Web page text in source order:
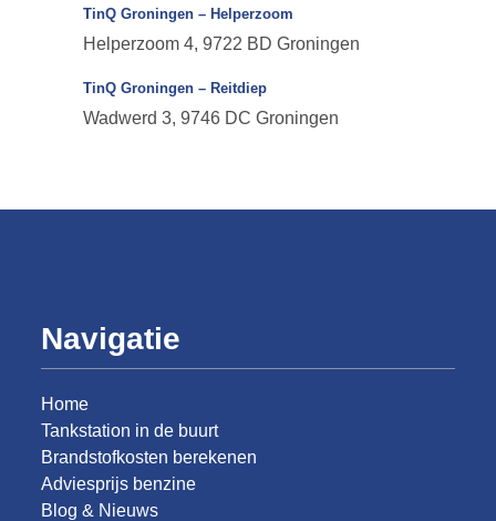
TinQ Groningen – Helperzoom
Helperzoom 4, 9722 BD Groningen
TinQ Groningen – Reitdiep
Wadwerd 3, 9746 DC Groningen
Navigatie
Home
Tankstation in de buurt
Brandstofkosten berekenen
Adviesprijs benzine
Blog & Nieuws